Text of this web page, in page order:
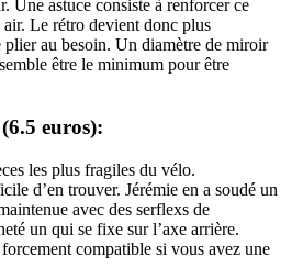
Une astuce consiste à renforcer ce
air. Le rétro devient donc plus
au besoin. Un diamètre de miroir
être le minimum pour être
euros):
les plus fragiles du vélo.
d’en trouver. Jérémie en a soudé un
avec des serflexs de
un qui se fixe sur l’axe arrière.
compatible si vous avez une